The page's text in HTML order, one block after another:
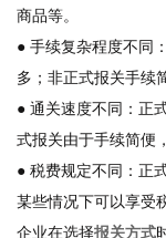
商品等。
● 手续复杂程度不同
多；非正式报关手续
● 通关速度不同：正
式报关由于手续简便
● 税费规定不同：正
某些情况下可以享受
企业在选择报关方式